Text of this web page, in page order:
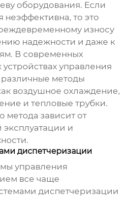
оборудования. Если
то это
износу
надежности и даже к
В современных
управления
различные методы
воздушное охлаждение,
и тепловые трубки.
метода зависит от
эксплуатации и
диспетчеризации
управления
все чаще
диспетчеризации